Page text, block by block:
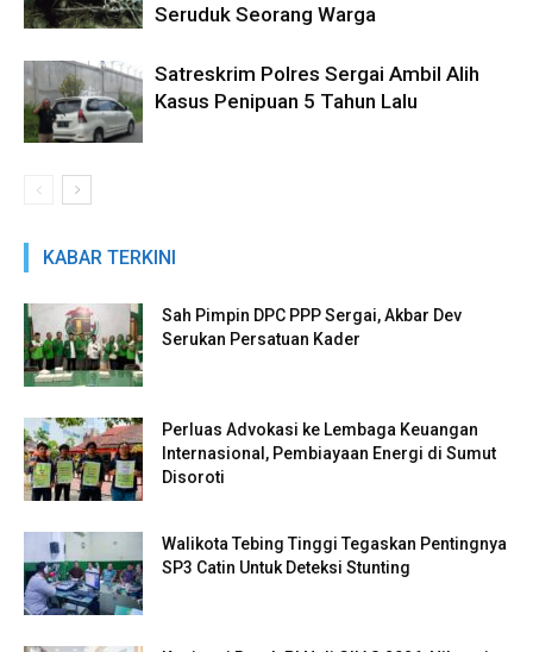
Seruduk Seorang Warga
Satreskrim Polres Sergai Ambil Alih
Kasus Penipuan 5 Tahun Lalu
KABAR TERKINI
Sah Pimpin DPC PPP Sergai, Akbar Dev
Serukan Persatuan Kader
Perluas Advokasi ke Lembaga Keuangan
Internasional, Pembiayaan Energi di Sumut
Disoroti
Walikota Tebing Tinggi Tegaskan Pentingnya
SP3 Catin Untuk Deteksi Stunting